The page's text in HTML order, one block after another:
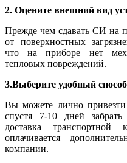
2. Оцените внешний вид
Прежде чем сдавать СИ на
от поверхностных
что на приборе нет
тепловых повреждений.
3.Выберите удобный
Вы можете лично
спустя 7-10 дней
доставка
оплачивается
компании.